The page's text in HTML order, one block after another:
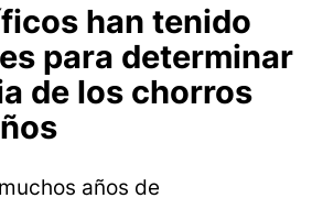
han tenido
para determinar
de los chorros
años de